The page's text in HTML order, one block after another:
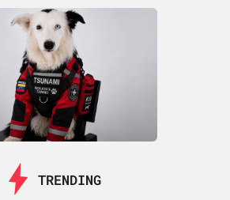
TRENDING